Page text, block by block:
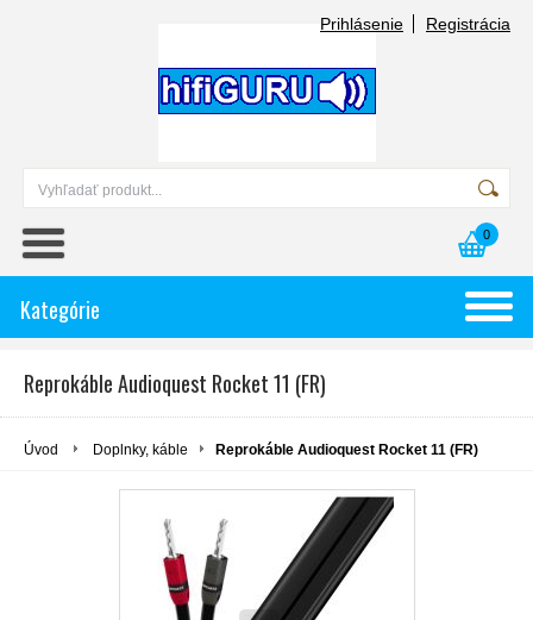
Prihlásenie Registrácia
0
Kategórie
Reprokáble Audioquest Rocket 11 (FR)
Úvod Doplnky, káble Reprokáble Audioquest Rocket 11 (FR)